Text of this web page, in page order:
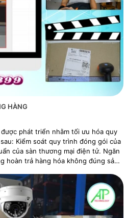
HÀNG
phát triển nhằm tối ưu hóa quy
Kiểm soát quy trình đóng gói của
của sàn thương mại điện tử. Ngăn
hoàn trả hàng hóa không đúng sản